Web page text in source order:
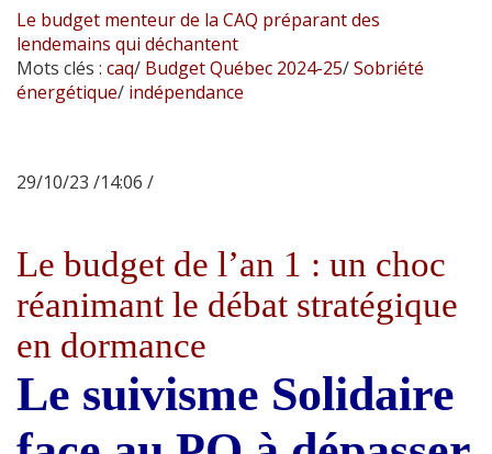
Le budget menteur de la CAQ préparant des
lendemains qui déchantent
Mots clés : caq/ Budget Québec 2024-25/Sobriété
énergétique/ indépendance
29/10/23 /14:06 /
Le budget de l’an 1 : un choc
réanimant le débat stratégique
en dormance
Le suivisme Solidaire